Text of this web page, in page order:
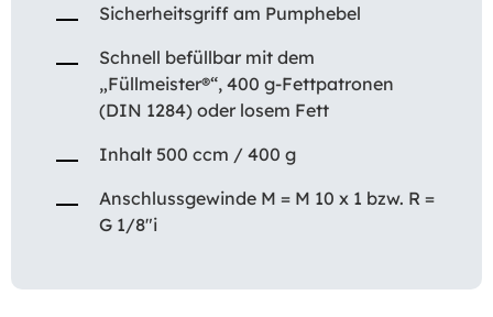
Sicherheitsgriff am Pumphebel
Schnell befüllbar mit dem
„Füllmeister®“, 400 g-Fettpatronen
(DIN 1284) oder losem Fett
Inhalt 500 ccm / 400 g
Anschlussgewinde M = M 10 x 1 bzw. R =
G 1/8″i